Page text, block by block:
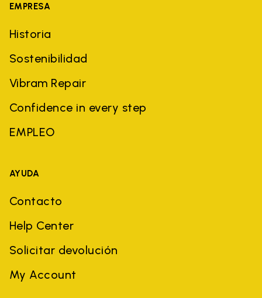
EMPRESA
Historia
Sostenibilidad
Vibram Repair
Confidence in every step
EMPLEO
AYUDA
Contacto
Help Center
Solicitar devolución
My Account